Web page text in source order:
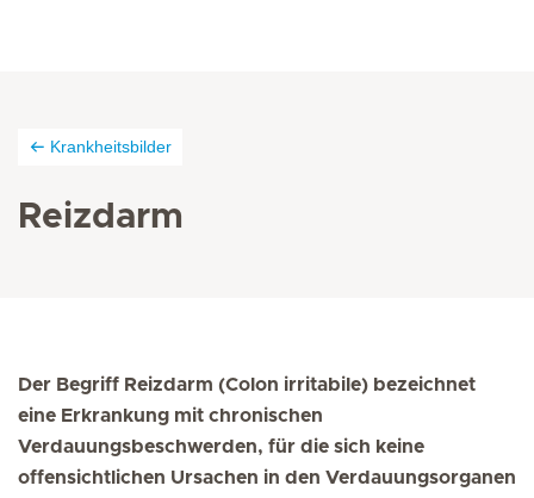
Krankheitsbilder
Reizdarm
Der Begriff Reizdarm (Colon irritabile) bezeichnet
eine Erkrankung mit chronischen
Verdauungsbeschwerden, für die sich keine
offensichtlichen Ursachen in den Verdauungsorganen